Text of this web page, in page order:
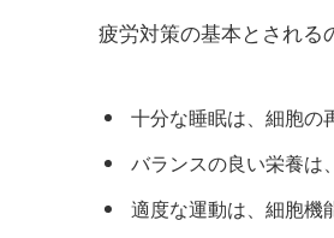
疲労対策の基本とされる
十分な睡眠は、細胞の
バランスの良い栄養は
適度な運動は、細胞機